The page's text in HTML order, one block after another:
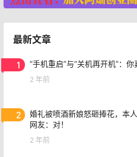
最新文章
1 “手机重启”与“关机再开机”：
2 年前
2
婚礼被喷酒新娘怒砸捧花，本
网友：对！
2 年前